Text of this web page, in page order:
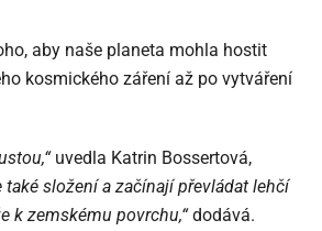
aby naše planeta mohla hostit
kosmického záření až po vytváření
uvedla Katrin Bossertová,
také složení a začínají převládat lehčí
k zemskému povrchu,“dodává.